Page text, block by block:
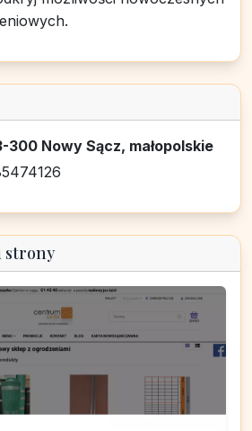
300 Nowy Sącz, małopolskie
strony